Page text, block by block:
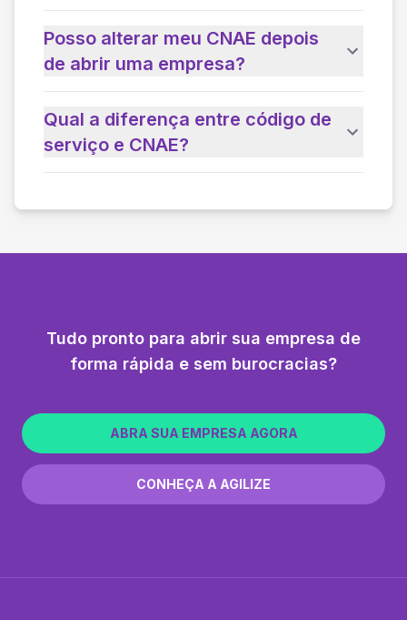
Posso alterar meu CNAE depois
de abrir uma empresa?
Qual a diferença entre código de
serviço e CNAE?
Tudo pronto para abrir sua empresa de
forma rápida e sem burocracias?
ABRA SUA EMPRESA AGORA
CONHEÇA A AGILIZE